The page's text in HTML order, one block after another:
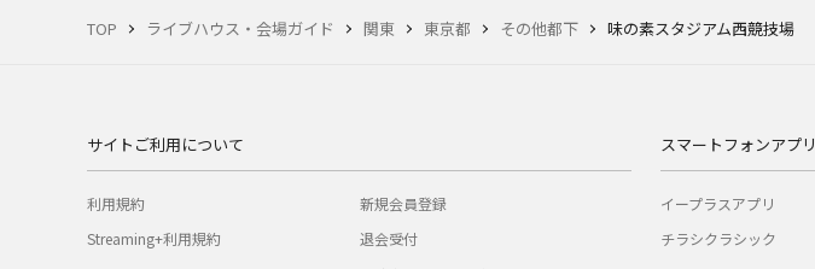
TOP ライブハウス・会場ガイド 関東 東京都 その他都下 味の素スタジアム西競技場
サイトご利用について
利用規約
Streaming+利用規約
新規会員登録
退会受付
スマートフォンアプリ
イープラスアプリ
チラシクラシック